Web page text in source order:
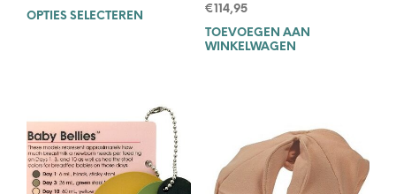
OPTIES SELECTEREN
product
heeft
gekozen
worden
€ 114,95
TOEVOEGEN AAN
WINKELWAGEN